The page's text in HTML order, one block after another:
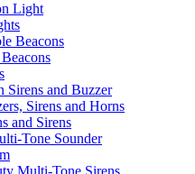
Light
Beacons
Sirens and Buzzer
Sirens and Horns
and Sirens
Tone Sounder
Multi-Tone Sirens